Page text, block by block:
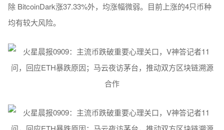
除 BitcoinDark涨37.33%外，均涨幅微弱。目前上涨的4只币种
均有较大风险。